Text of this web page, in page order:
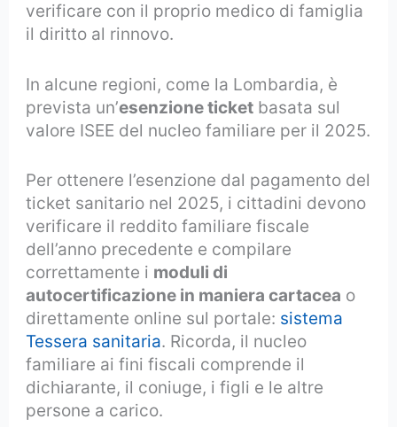
verificare con il proprio medico di famiglia
il diritto al rinnovo.
In alcune regioni, come la Lombardia, è
prevista un’esenzione ticket basata sul
valore ISEE del nucleo familiare per il 2025.
Per ottenere l’esenzione dal pagamento del
ticket sanitario nel 2025, i cittadini devono
verificare il reddito familiare fiscale
dell’anno precedente e compilare
correttamente i moduli di
autocertificazione in maniera cartacea o
direttamente online sul portale: sistema
Tessera sanitaria. Ricorda, il nucleo
familiare ai fini fiscali comprende il
dichiarante, il coniuge, i figli e le altre
persone a carico.